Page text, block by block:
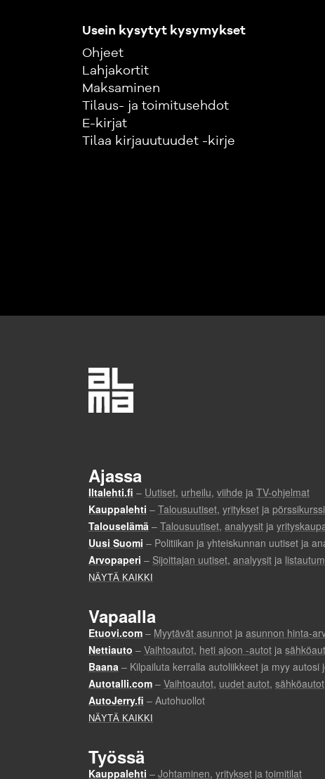
Usein kysytyt kysymykset
Ohjeet
Lahjakortit
Maksaminen
Tilaus- ja toimitusehdot
E-kirjat
Tilaa kirjauutuudet -kirje